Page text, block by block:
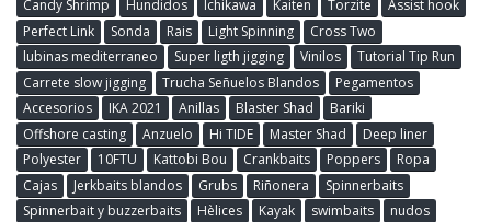
Candy Shrimp
Hundidos Ichikawa Kaiten Torzite
Assist hook
Perfect Link
Sonda Rais Light Spinning
Cross Two
lubinas mediterraneo
Super ligth jigging Vinilos
Tutorial Tip Run
Carrete slow jigging
Trucha Señuelos Blandos
Pegamentos
Accesorios
IKA 2021 Anillas Blaster Shad
Bariki
Offshore casting
Anzuelo Hi TIDE Master Shad
Deep liner
Polyester
10FTU Kattobi Bou Crankbaits Poppers
Ropa
Cajas
Jerkbaits blandos Grubs Riñonera
Spinnerbaits
Spinnerbait y buzzerbaits
Hèlices Kayak swimbaits
nudos